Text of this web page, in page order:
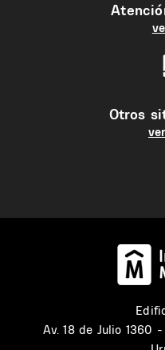
Otros
Av. 18 de Julio 1360